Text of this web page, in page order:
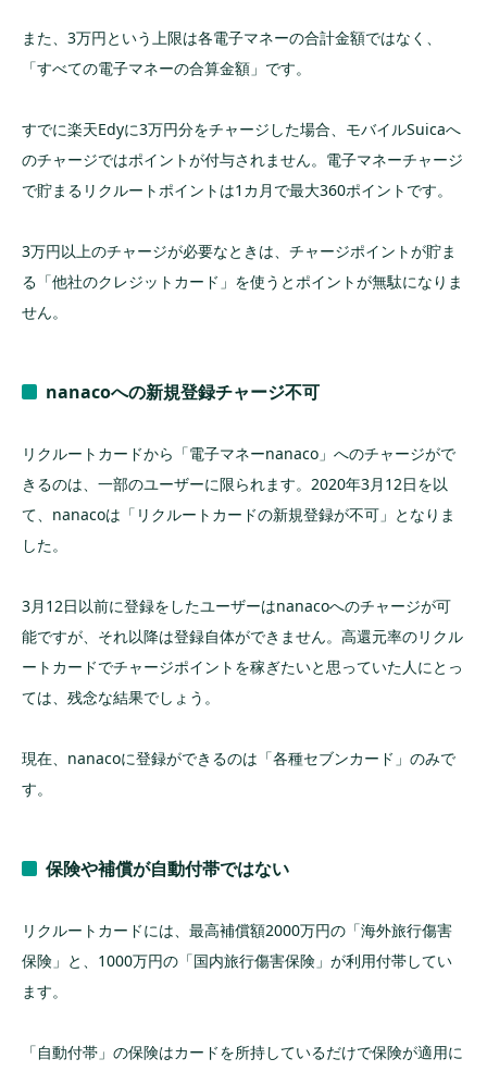
また、3万円という上限は各電子マネーの合計金額ではなく、
「すべての電子マネーの合算金額」です。
すでに楽天Edyに3万円分をチャージした場合、モバイルSuicaへ
のチャージではポイントが付与されません。電子マネーチャージ
で貯まるリクルートポイントは1カ月で最大360ポイントです。
3万円以上のチャージが必要なときは、チャージポイントが貯ま
る「他社のクレジットカード」を使うとポイントが無駄になりま
せん。
nanacoへの新規登録チャージ不可
リクルートカードから「電子マネーnanaco」へのチャージがで
きるのは、一部のユーザーに限られます。2020年3月12日を以
て、nanacoは「リクルートカードの新規登録が不可」となりま
した。
3月12日以前に登録をしたユーザーはnanacoへのチャージが可
能ですが、それ以降は登録自体ができません。高還元率のリクル
ートカードでチャージポイントを稼ぎたいと思っていた人にとっ
ては、残念な結果でしょう。
現在、nanacoに登録ができるのは「各種セブンカード」のみで
す。
保険や補償が自動付帯ではない
リクルートカードには、最高補償額2000万円の「海外旅行傷害
保険」と、1000万円の「国内旅行傷害保険」が利用付帯してい
ます。
「自動付帯」の保険はカードを所持しているだけで保険が適用に